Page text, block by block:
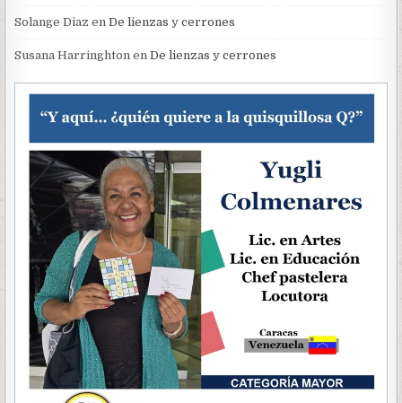
Solange Diaz enDe lienzas y cerrones
Susana Harringhton enDe lienzas y cerrones